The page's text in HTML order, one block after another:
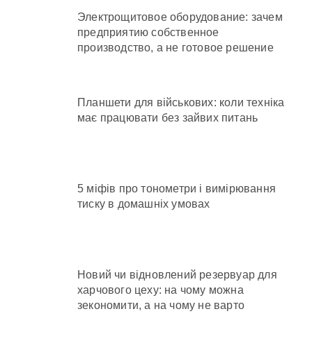
Электрощитовое оборудование: зачем
предприятию собственное
производство, а не готовое решение
Планшети для військових: коли техніка
має працювати без зайвих питань
5 міфів про тонометри і вимірювання
тиску в домашніх умовах
Новий чи відновлений резервуар для
харчового цеху: на чому можна
зекономити, а на чому не варто